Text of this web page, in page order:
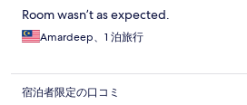
Room wasn’t as expected.
Amardeep、1 泊旅行
宿泊者限定の口コミ